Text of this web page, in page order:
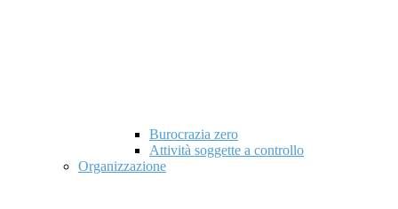
Burocrazia zero
Attività soggette a controllo
Organizzazione